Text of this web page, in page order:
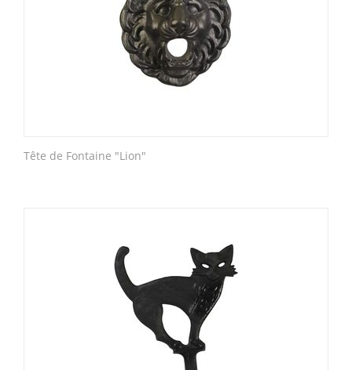
Tête de Fontaine "Lion"